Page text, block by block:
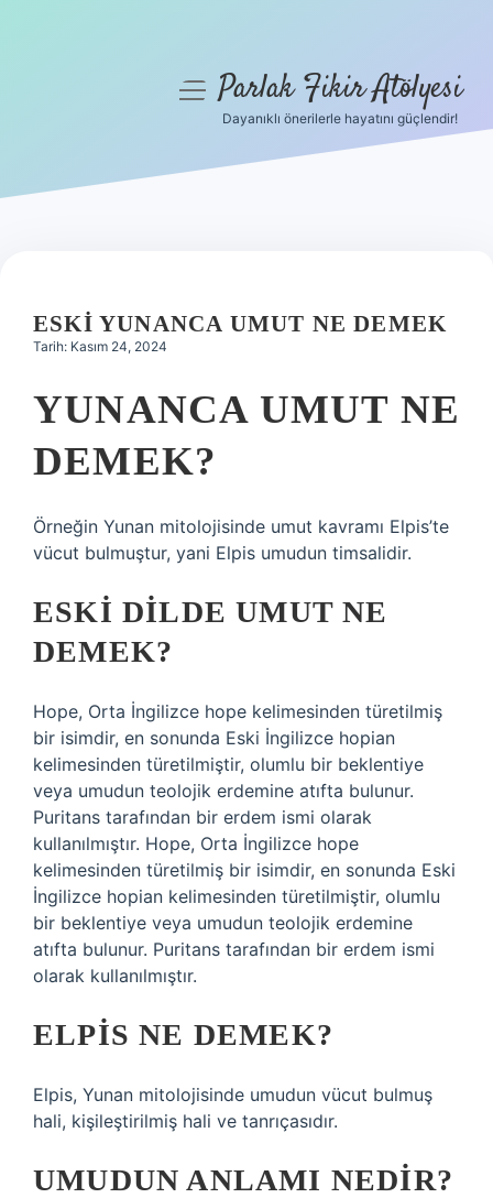
Hakkımızda
menüyüParlak Fikir Atölyesi
Dayanıklı önerilerle hayatını güçlendir!
ESKI YUNANCA UMUT NE DEMEK
Tarih: Kasım 24, 2024
YUNANCA UMUT NE
DEMEK?
Örneğin Yunan mitolojisinde umut kavramı Elpis’te
vücut bulmuştur, yani Elpis umudun timsalidir.
ESKI DILDE UMUT NE
DEMEK?
Hope, Orta İngilizce hope kelimesinden türetilmiş
bir isimdir, en sonunda Eski İngilizce hopian
kelimesinden türetilmiştir, olumlu bir beklentiye
veya umudun teolojik erdemine atıfta bulunur.
Puritans tarafından bir erdem ismi olarak
kullanılmıştır. Hope, Orta İngilizce hope
kelimesinden türetilmiş bir isimdir, en sonunda Eski
İngilizce hopian kelimesinden türetilmiştir, olumlu
bir beklentiye veya umudun teolojik erdemine
atıfta bulunur. Puritans tarafından bir erdem ismi
olarak kullanılmıştır.
ELPIS NE DEMEK?
Elpis, Yunan mitolojisinde umudun vücut bulmuş
hali, kişileştirilmiş hali ve tanrıçasıdır.
UMUDUN ANLAMI NEDIR?